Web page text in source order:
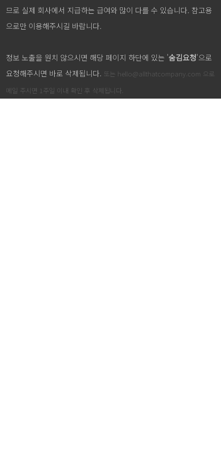
므로 실제 회사에서 지급하는 급여와 많이 다를 수 있습니다. 참고용
으로만 이용해주시길 바랍니다.
정보 노출을 원치 않으시면 해당 페이지 하단에 있는 '숨김요청'으로
요청해주시면 바로 삭제됩니다. 또는 hello@allthatcompany.com 으로
메일 주시면 1주일 이내 확인 후 삭제됩니다.